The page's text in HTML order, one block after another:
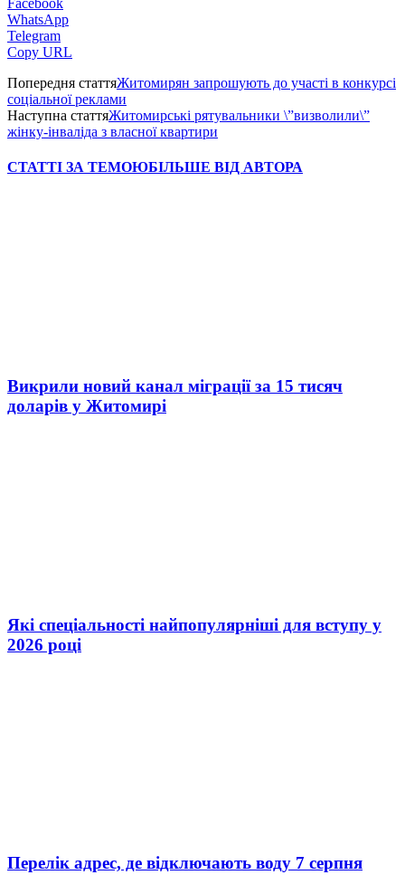
WhatsApp
Telegram
Copy URL
Попередня статтяЖитомирян запрошують до участі в конкурсі
соціальної реклами
Наступна статтяЖитомирські рятувальники \”визволили\”
жінку-інваліда з власної квартири
СТАТТІ ЗА ТЕМОЮБІЛЬШЕ ВІД АВТОРА
Викрили новий канал міграції за 15 тисяч
доларів у Житомирі
Які спеціальності найпопулярніші для вступу у
2026 році
Перелік адрес, де відключають воду 7 серпня